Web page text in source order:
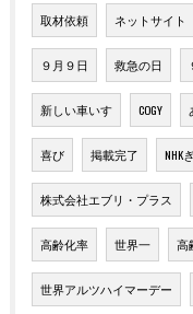
取材依頼 ネットサイト
９月９日 救急の日
新しい車いす COGY
喜び 掲載完了 NHK
株式会社エブリ・プラス
高齢化率 世界一 高
世界アルツハイマーデー